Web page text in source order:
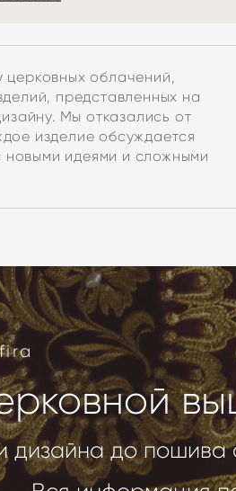
облачений,
представленных на
Мы отказались от
изделие обсуждается
новыми идеями и сложными
дизайна до пошива